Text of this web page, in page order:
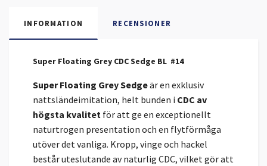
INFORMATION RECENSIONER
Super Floating Grey CDC Sedge BL #14
Super Floating Grey Sedgeär en exklusiv
nattsländeimitation, helt bunden i CDC av
högsta kvalitet för att ge en exceptionellt
naturtrogen presentation och en flytförmåga
utöver det vanliga. Kropp, vinge och hackel
består uteslutande av naturlig CDC, vilket gör att